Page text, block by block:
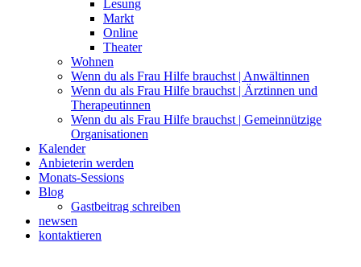
Lesung
Markt
Online
Theater
Wohnen
Wenn du als Frau Hilfe brauchst | Anwältinnen
Wenn du als Frau Hilfe brauchst | Ärztinnen und
Therapeutinnen
Wenn du als Frau Hilfe brauchst | Gemeinnützige
Organisationen
Kalender
Anbieterin werden
Monats-Sessions
Blog
Gastbeitrag schreiben
newsen
kontaktieren